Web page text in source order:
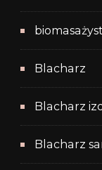
Blacharz
Blacharz
Blacharz